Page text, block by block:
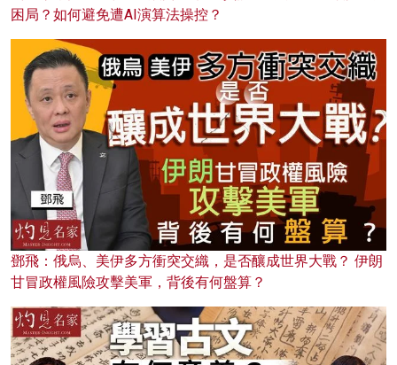
困局？如何避免遭AI演算法操控？
鄧飛：俄烏、美伊多方衝突交織，是否釀成世界大戰？ 伊朗
甘冒政權風險攻擊美軍，背後有何盤算？